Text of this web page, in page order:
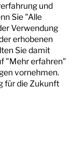
und
Sie "Alle
Verwendung
erhobenen
Sie damit
"Mehr erfahren"
vornehmen.
für die Zukunft